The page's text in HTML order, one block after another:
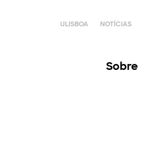
ULISBOA NOTÍCIAS
Sobre